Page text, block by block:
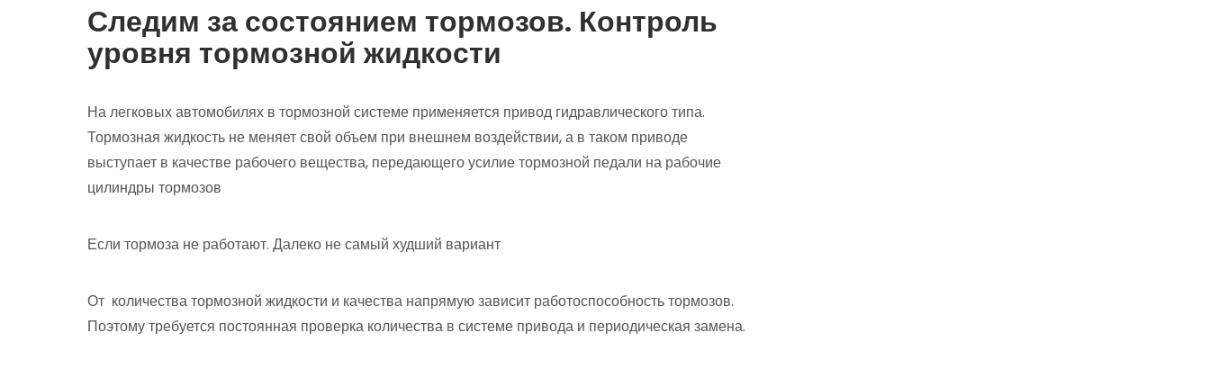
Следим за состоянием тормозов. Контроль
уровня тормозной жидкости
На легковых автомобилях в тормозной системе применяется привод гидравлического типа.
Тормозная жидкость не меняет свой объем при внешнем воздействии, а в таком приводе
выступает в качестве рабочего вещества, передающего усилие тормозной педали на рабочие
цилиндры тормозов
Если тормоза не работают. Далеко не самый худший вариант
От количества тормозной жидкости и качества напрямую зависит работоспособность тормозов.
Поэтому требуется постоянная проверка количества в системе привода и периодическая замена.